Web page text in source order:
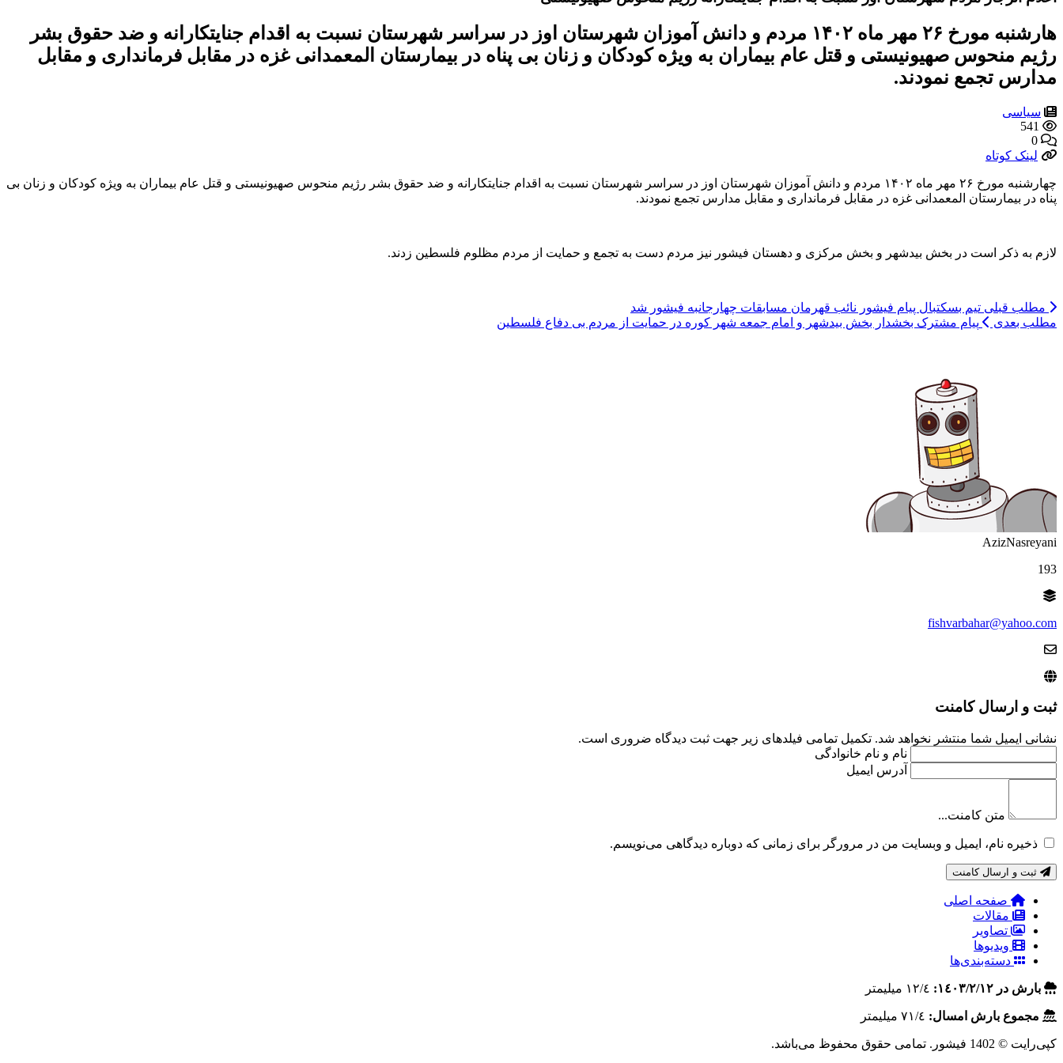
هارشنبه مورخ ۲۶ مهر ماه ۱۴۰۲ مردم و دانش آموزان شهرستان اوز در سراسر شهرستان نسبت به اقدام جنایتکارانه و ضد حقوق بشر
رژیم منحوس صهیونیستی و قتل عام بیماران به ‌ویژه کودکان و زنان بی پناه در بیمارستان المعمدانی غزه در مقابل فرمانداری و مقابل
مدارس تجمع نمودند.
سیاسی
541
0
لینک کوتاه
چهارشنبه مورخ ۲۶ مهر ماه ۱۴۰۲ مردم و دانش آموزان شهرستان اوز در سراسر شهرستان نسبت به اقدام جنایتکارانه و ضد حقوق بشر رژیم منحوس صهیونیستی و قتل عام بیماران به ‌ویژه کودکان و زنان بی
پناه در بیمارستان المعمدانی غزه در مقابل فرمانداری و مقابل مدارس تجمع نمودند.
لازم به ذکر است در بخش بیدشهر و بخش مرکزی و دهستان فیشور نیز مردم دست به تجمع و حمایت از مردم مظلوم فلسطین زدند.
مطلب قبلی تیم بسکتبال پیام فیشور نائب قهرمان مسابقات چهارجانبه فیشور شد
مطلب بعدی
پیام مشترک بخشدار بخش بیدشهر و امام جمعه شهر کوره در حمایت از مردم بی دفاع فلسطین
AzizNasreyani
193
fishvarbahar@yahoo.com
ثبت و ارسال کامنت
نشانی ایمیل شما منتشر نخواهد شد. تکمیل تمامی فیلد‌های زیر جهت ثبت دیدگاه ضروری است.
نام و نام خانوادگی
آدرس ایمیل
متن کامنت...
ذخیره نام، ایمیل و وبسایت من در مرورگر برای زمانی که دوباره دیدگاهی می‌نویسم.
ثبت و ارسال کامنت
صفحه اصلی
مقالات
تصاویر
ویدیوها
دسته‌بندی‌ها
بارش در ١٤٠٣/٢/١٢: ١٢/٤ ميليمتر
مجموع بارش امسال: ٧١/٤ ميليمتر
کپی‌رایت © 1402 فیشور. تمامی حقوق محفوظ می‌باشد.